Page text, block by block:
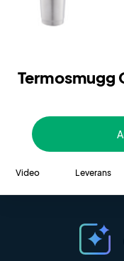
Termosmugg
Video Leverans